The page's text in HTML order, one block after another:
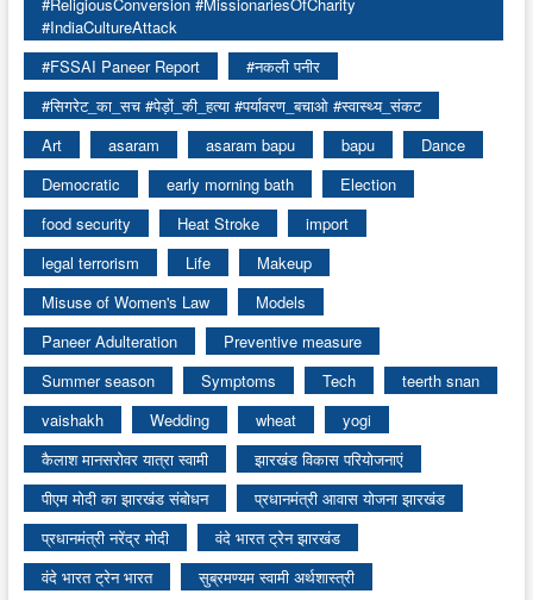
#IndiaCultureAttack
#FSSAI Paneer Report
#नकली पनीर
#सिगरेट_का_सच #पेड़ों_की_हत्या #पर्यावरण_बचाओ #स्वास्थ्य_संकट
Art
asaram asaram bapu bapu
Dance
Democratic
early morning bath
Election
food security
Heat Stroke
import
legal terrorism
Life
Makeup
Misuse of Women's Law
Models
Paneer Adulteration
Preventive measure
Summer season
Symptoms Tech
teerth snan
vaishakh
Wedding wheat
yogi
कैलाश मानसरोवर यात्रा स्वामी
झारखंड विकास परियोजनाएं
पीएम मोदी का झारखंड संबोधन
प्रधानमंत्री आवास योजना झारखंड
प्रधानमंत्री नरेंद्र मोदी
वंदे भारत ट्रेन झारखंड
वंदे भारत ट्रेन भारत
सुब्रमण्यम स्वामी अर्थशास्त्री